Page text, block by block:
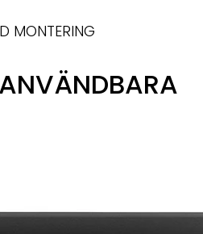
MONTERING